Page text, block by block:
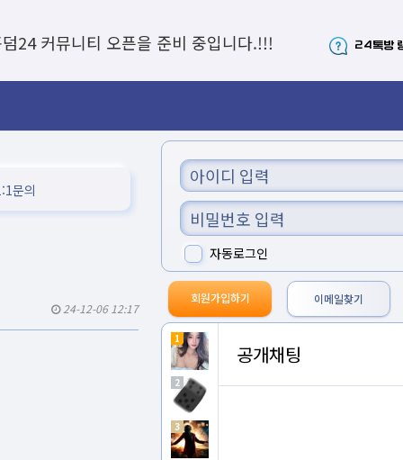
커뮤니티 오픈을 준비 중입니다.!!! 24톡방
문의
24-12-06 12:17
자동로그인
회원가입하기 이메일찾기
1
2
3
공개채팅